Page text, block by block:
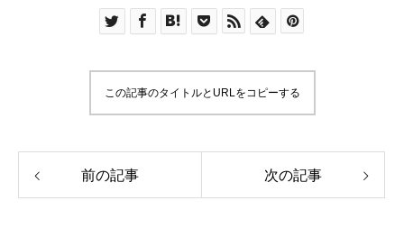
この記事のタイトルとURLをコピーする
前の記事 次の記事